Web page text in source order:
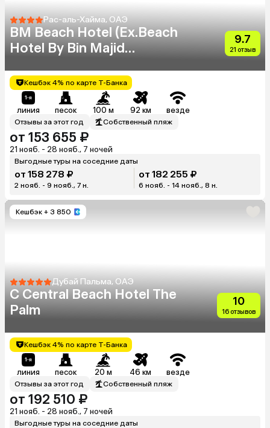
Рас-аль-Хайма, ОАЭ
BM Beach Hotel (Ex.Beach
Hotel By Bin Majid
9.7
21 отзыв
Кешбэк 4% по карте Т-Банка
линия песок 100 м 92 км везде
Отзывы за этот год Собственный пляж
от 153 655 ₽
21 нояб. - 28 нояб., 7 ночей
Выгодные туры на соседние даты
от 158 278 ₽
2 нояб. - 9 нояб., 7 н.
от 182 255 ₽
6 нояб. - 14 нояб., 8 н.
Кешбэк + 3 850
Дубай Пальма, ОАЭ
C Central Beach Hotel The
Palm
10
16 отзывов
Кешбэк 4% по карте Т-Банка
линия песок 20 м 46 км везде
Отзывы за этот год Собственный пляж
от 192 510 ₽
21 нояб. - 28 нояб., 7 ночей
Выгодные туры на соседние даты